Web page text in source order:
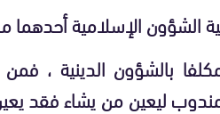
الإسلامية أحدهما
بالشؤون الدينية ،
ليعين من يشاء فقد